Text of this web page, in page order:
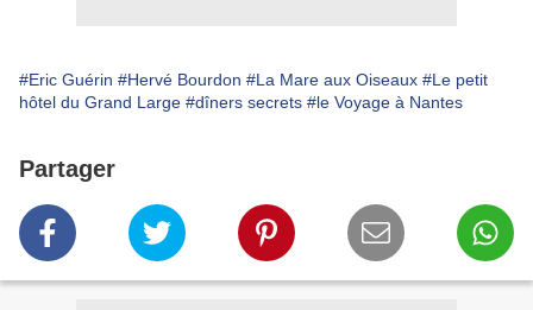
#Eric Guérin #Hervé Bourdon #La Mare aux Oiseaux #Le petit
hôtel du Grand Large #dîners secrets #le Voyage à Nantes
Partager